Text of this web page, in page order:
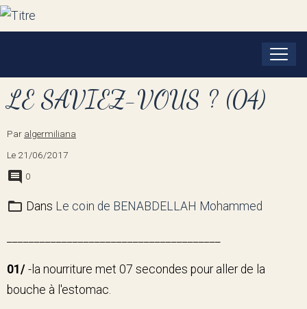
LE SAVIEZ-VOUS ? (04)
Par algermiliana
Le 21/06/2017
0
Dans Le coin de BENABDELLAH Mohammed
01/ -la nourriture met 07 secondes pour aller de la
bouche à l'estomac.